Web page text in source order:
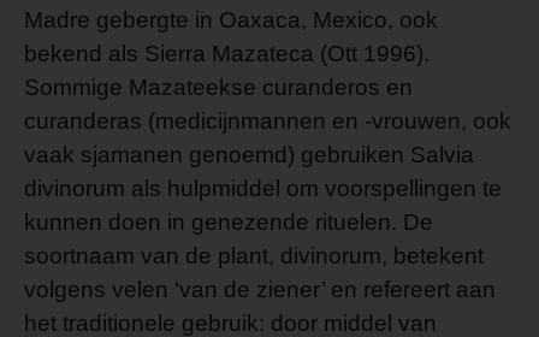
Madre gebergte in Oaxaca, Mexico, ook
bekend als Sierra Mazateca (Ott 1996).
Sommige Mazateekse curanderos en
curanderas (medicijnmannen en -vrouwen, ook
vaak sjamanen genoemd) gebruiken Salvia
divinorum als hulpmiddel om voorspellingen te
kunnen doen in genezende rituelen. De
soortnaam van de plant, divinorum, betekent
volgens velen ‘van de ziener’ en refereert aan
het traditionele gebruik: door middel van